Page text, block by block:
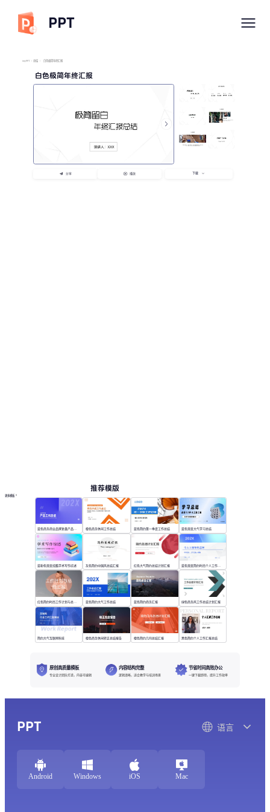
PPT
imyPPT / 总结 / 白色极简年终汇报
白色极简年终汇报
分享 播放 下载
推荐模版
更多模板
蓝色商务商业品牌复盘产品工作总结 橙色商务休闲工作总结 蓝色简约第一季度工作总结 蓝色渐变大气学习总结
蓝粉色渐变炫酷学术写作综述 灰色简约中国风总结汇报 红色大气简约总结计划汇报
蓝色简约大气工作总结 蓝色简约商务汇报 绿色商务风工作总结计划汇报
简约大气互联网科技 橙色商务休闲转正总结报告 橙色简约几何总结汇报 黑色简约个人工作汇报总结
原创高质量模板
专业设计团队打造，内容可编辑
内容结构完整
逻辑清晰，适合教学与培训场景
节省时间高效办公
一键下载即用，提升工作效率
PPT 语言
Android Windows iOS Mac